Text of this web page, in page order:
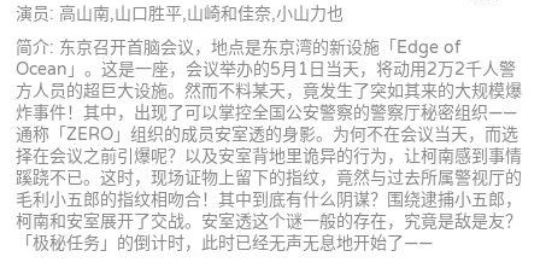
演员: 高山南,山口胜平,山崎和佳奈,小山力也
简介: 东京召开首脑会议，地点是东京湾的新设施「Edge of
Ocean」。这是一座，会议举办的5月1日当天，将动用2万2千人警
方人员的超巨大设施。然而不料某天，竟发生了突如其来的大规模爆
炸事件！其中，出现了可以掌控全国公安警察的警察厅秘密组织——
通称「ZERO」组织的成员安室透的身影。为何不在会议当天，而选
择在会议之前引爆呢？以及安室背地里诡异的行为，让柯南感到事情
蹊跷不已。这时，现场证物上留下的指纹，竟然与过去所属警视厅的
毛利小五郎的指纹相吻合！其中到底有什么阴谋？围绕逮捕小五郎，
柯南和安室展开了交战。安室透这个谜一般的存在，究竟是敌是友？
「极秘任务」的倒计时，此时已经无声无息地开始了——